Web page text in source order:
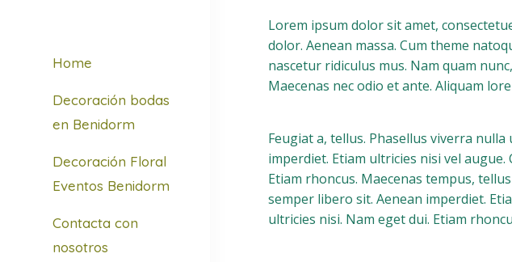
Home
Decoración bodas
en Benidorm
Decoración Floral
Eventos Benidorm
Contacta con
nosotros
Lorem ipsum dolor sit amet,
dolor. Aenean massa. Cum theme
nascetur ridiculus mus. Nam quam
Maecenas nec odio et ante. Aliquam
Feugiat a, tellus. Phasellus viverra
imperdiet. Etiam ultricies nisi vel
Etiam rhoncus. Maecenas tempus,
semper libero sit. Aenean imperdiet.
ultricies nisi. Nam eget dui. Etiam